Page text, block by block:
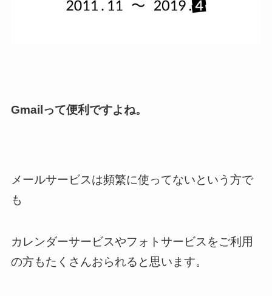
Gmailって便利ですよね。
メールサービスは頻繁に使ってないという方で
も
カレンダーサービスやフォトサービスをご利用
の方もたくさんおられると思います。